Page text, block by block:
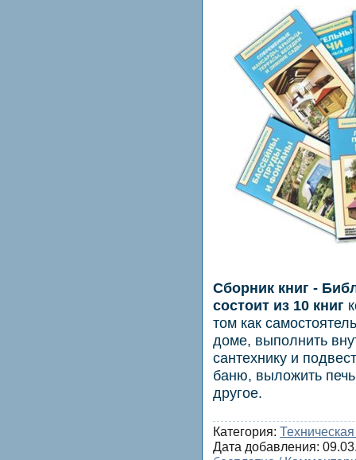
Сборник книг -
состоит из 10 книг
том как
доме, выполнить
сантехнику и
баню, выложить
другое.
Категория:
Дата добавления: